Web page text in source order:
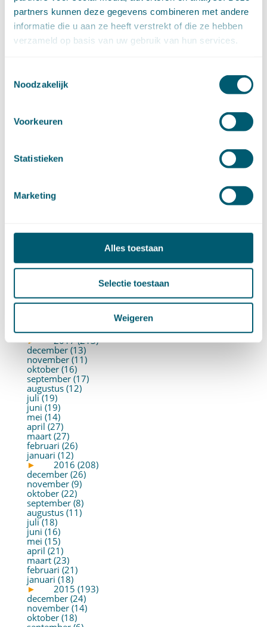
partners kunnen deze gegevens combineren met andere
informatie die u aan ze heeft verstrekt of die ze hebben
verzameld op basis van uw gebruik van hun services.
Noodzakelijk
Voorkeuren
Statistieken
Marketing
Alles toestaan
Selectie toestaan
Weigeren
september (8)
augustus (2)
juli (20)
juni (14)
mei (12)
januari (17)
2019 (147)
oktober (13)
juni (10)
februari (14)
november (16)
augustus (2)
april (22)
januari (30)
►
2017 (213)
december (13)
november (11)
oktober (16)
september (17)
augustus (12)
juli (19)
juni (19)
mei (14)
april (27)
maart (27)
februari (26)
januari (12)
►
2016 (208)
december (26)
november (9)
oktober (22)
september (8)
augustus (11)
juli (18)
juni (16)
mei (15)
april (21)
maart (23)
februari (21)
januari (18)
►
2015 (193)
december (24)
november (14)
oktober (18)